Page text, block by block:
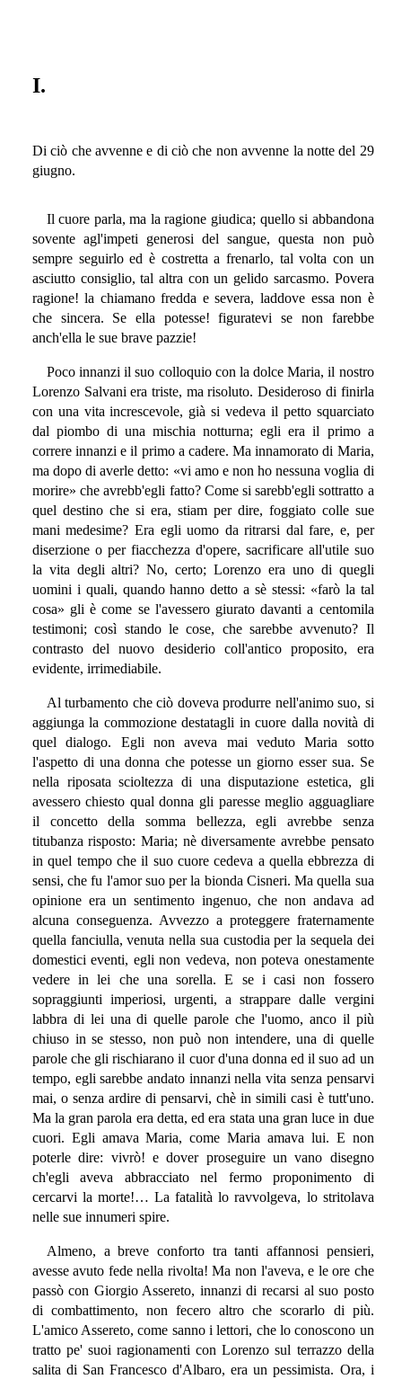
I.
Di ciò che avvenne e di ciò che non avvenne la notte del 29
giugno.
Il cuore parla, ma la ragione giudica; quello si abbandona
sovente agl'impeti generosi del sangue, questa non può
sempre seguirlo ed è costretta a frenarlo, tal volta con un
asciutto consiglio, tal altra con un gelido sarcasmo. Povera
ragione! la chiamano fredda e severa, laddove essa non è
che sincera. Se ella potesse! figuratevi se non farebbe
anch'ella le sue brave pazzie!
Poco innanzi il suo colloquio con la dolce Maria, il nostro
Lorenzo Salvani era triste, ma risoluto. Desideroso di finirla
con una vita increscevole, già si vedeva il petto squarciato
dal piombo di una mischia notturna; egli era il primo a
correre innanzi e il primo a cadere. Ma innamorato di Maria,
ma dopo di averle detto: «vi amo e non ho nessuna voglia di
morire» che avrebb'egli fatto? Come si sarebb'egli sottratto a
quel destino che si era, stiam per dire, foggiato colle sue
mani medesime? Era egli uomo da ritrarsi dal fare, e, per
diserzione o per fiacchezza d'opere, sacrificare all'utile suo
la vita degli altri? No, certo; Lorenzo era uno di quegli
uomini i quali, quando hanno detto a sè stessi: «farò la tal
cosa» gli è come se l'avessero giurato davanti a centomila
testimoni; così stando le cose, che sarebbe avvenuto? Il
contrasto del nuovo desiderio coll'antico proposito, era
evidente, irrimediabile.
Al turbamento che ciò doveva produrre nell'animo suo, si
aggiunga la commozione destatagli in cuore dalla novità di
quel dialogo. Egli non aveva mai veduto Maria sotto
l'aspetto di una donna che potesse un giorno esser sua. Se
nella riposata scioltezza di una disputazione estetica, gli
avessero chiesto qual donna gli paresse meglio agguagliare
il concetto della somma bellezza, egli avrebbe senza
titubanza risposto: Maria; nè diversamente avrebbe pensato
in quel tempo che il suo cuore cedeva a quella ebbrezza di
sensi, che fu l'amor suo per la bionda Cisneri. Ma quella sua
opinione era un sentimento ingenuo, che non andava ad
alcuna conseguenza. Avvezzo a proteggere fraternamente
quella fanciulla, venuta nella sua custodia per la sequela dei
domestici eventi, egli non vedeva, non poteva onestamente
vedere in lei che una sorella. E se i casi non fossero
sopraggiunti imperiosi, urgenti, a strappare dalle vergini
labbra di lei una di quelle parole che l'uomo, anco il più
chiuso in se stesso, non può non intendere, una di quelle
parole che gli rischiarano il cuor d'una donna ed il suo ad un
tempo, egli sarebbe andato innanzi nella vita senza pensarvi
mai, o senza ardire di pensarvi, chè in simili casi è tutt'uno.
Ma la gran parola era detta, ed era stata una gran luce in due
cuori. Egli amava Maria, come Maria amava lui. E non
poterle dire: vivrò! e dover proseguire un vano disegno
ch'egli aveva abbracciato nel fermo proponimento di
cercarvi la morte!… La fatalità lo ravvolgeva, lo stritolava
nelle sue innumeri spire.
Almeno, a breve conforto tra tanti affannosi pensieri,
avesse avuto fede nella rivolta! Ma non l'aveva, e le ore che
passò con Giorgio Assereto, innanzi di recarsi al suo posto
di combattimento, non fecero altro che scorarlo di più.
L'amico Assereto, come sanno i lettori, che lo conoscono un
tratto pe' suoi ragionamenti con Lorenzo sul terrazzo della
salita di San Francesco d'Albaro, era un pessimista. Ora, i